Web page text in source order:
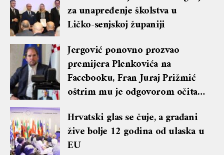
za unapređenje školstva u
Ličko-senjskoj županiji
Jergović ponovno prozvao
premijera Plenkovića na
Facebooku, Fran Juraj Prižmić
oštrim mu je odgovorom očitao
komentara
Hrvatski glas se čuje, a građani
žive bolje 12 godina od ulaska u
EU